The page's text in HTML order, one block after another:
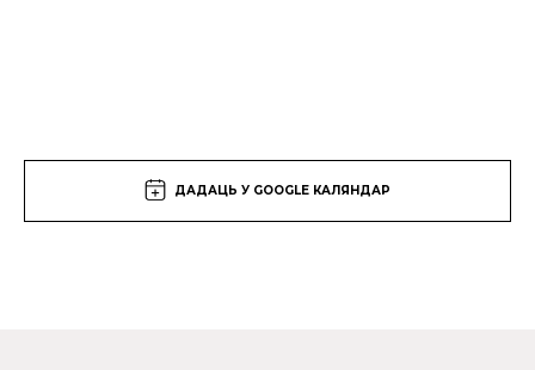
ДАДАЦЬ У GOOGLE КАЛЯНДАР